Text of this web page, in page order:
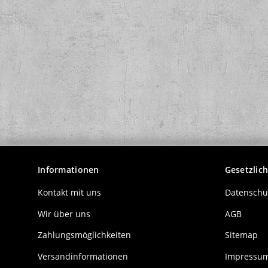
Informationen
Kontakt mit uns
Wir über uns
Zahlungsmöglichkeiten
Versandinformationen
AGB
Sitemap